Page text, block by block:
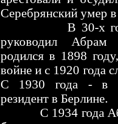
Серебрянский умер
В 30-х
руководил
родился в 1898
войне и с 1920 года
С 1930 года - в
резидент в Берлине.
С 1934 года